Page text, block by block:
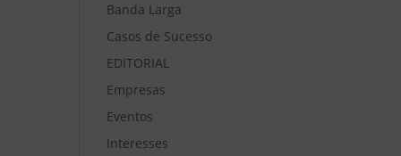
Banda Larga
Casos de Sucesso
EDITORIAL
Empresas
Eventos
Interesses